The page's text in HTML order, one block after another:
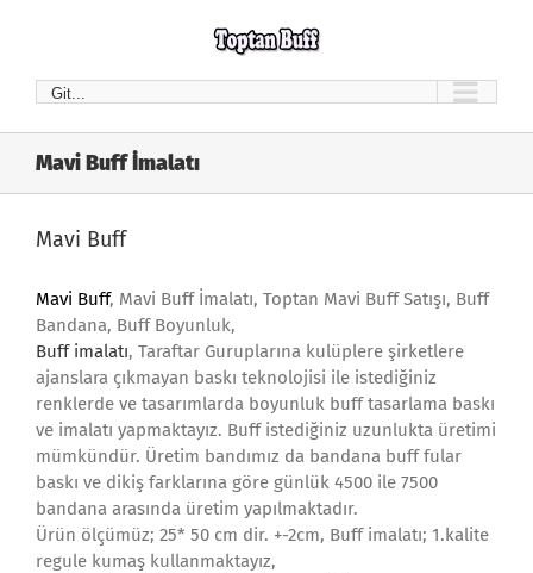
Git...
Mavi Buff İmalatı
Mavi Buff
Mavi Buff, Mavi Buff İmalatı, Toptan Mavi Buff Satışı, Buff
Bandana, Buff Boyunluk,
Buff imalatı, Taraftar Guruplarına kulüplere şirketlere
ajanslara çıkmayan baskı teknolojisi ile istediğiniz
renklerde ve tasarımlarda boyunluk buff tasarlama baskı
ve imalatı yapmaktayız. Buff istediğiniz uzunlukta üretimi
mümkündür. Üretim bandımız da bandana buff fular
baskı ve dikiş farklarına göre günlük 4500 ile 7500
bandana arasında üretim yapılmaktadır.
Ürün ölçümüz; 25* 50 cm dir. +-2cm, Buff imalatı; 1.kalite
regule kumaş kullanmaktayız,